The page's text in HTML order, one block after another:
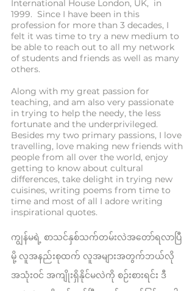
International House London, UK, in
1999. Since I have been in this
profession for more than 3 decades, I
felt it was time to try a new medium to
be able to reach out to all my network
of students and friends as well as many
others.
Along with my great passion for
teaching, and am also very passionate
in trying to help the needy, the less
fortunate and the underprivileged.
Besides my two primary passions, I love
travelling, love making new friends with
people from all over the world, enjoy
getting to know about cultural
differences, take delight in trying new
cuisines, writing poems from time to
time and most of all I adore writing
inspirational quotes.
ကျွန်မရဲ့ စာသင်နှစ်သက်တမ်းလဲအတော်ရလာပြီ
မို့ လူအနည်းစုထက် လူအများအတွက်ဘယ်လို
အသုံးဝင် အကျိုးရှိနိုင်မလဲကို စဉ်းစားရင်း ဒီ